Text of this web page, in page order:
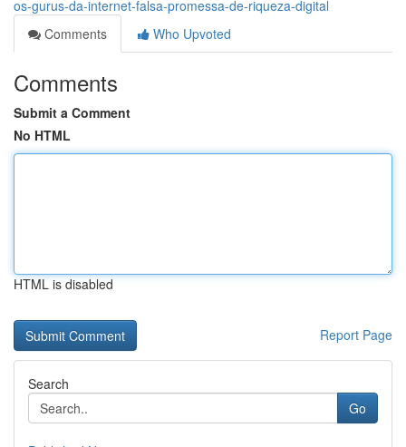
os-gurus-da-internet-falsa-promessa-de-riqueza-digital
Comments
Who Upvoted
Comments
Submit a Comment
No HTML
HTML is disabled
Report Page
Search
Go